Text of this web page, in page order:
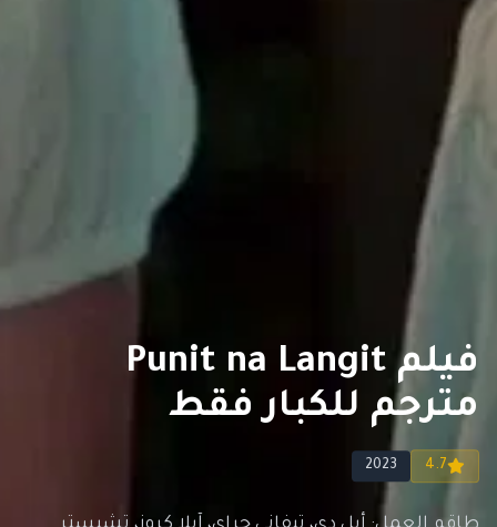
فيلم Punit na Langit
مترجم للكبار فقط
4.7
2023